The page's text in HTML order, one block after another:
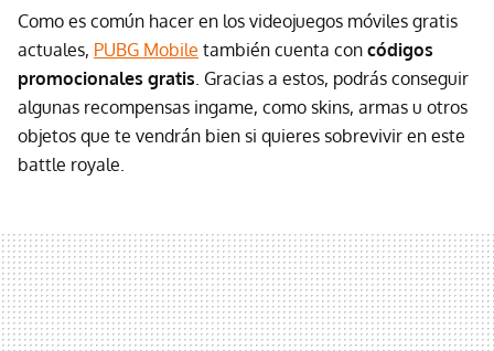
Como es común hacer en los videojuegos móviles gratis
actuales, PUBG Mobile también cuenta con códigos
promocionales gratis . Gracias a estos, podrás conseguir
algunas recompensas ingame, como skins, armas u otros
objetos que te vendrán bien si quieres sobrevivir en este
battle royale.